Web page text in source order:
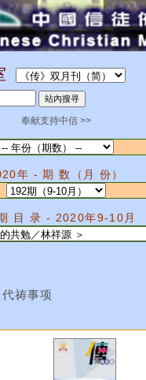
奉献支持中信 >>
年 - 期 数（月 份）
目 录 - 2020年9-10月
祷事项